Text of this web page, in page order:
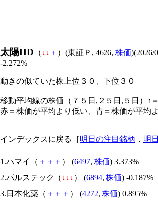
太陽HD （ ↓ ↓ ＋ ）(東証Ｐ, 4626, 株価)(2026/
-2.272%
動きの似ていた株上位３０、下位３０
移動平均線の株価（７５日,２５日,５日）↑
赤＝株価が平均より低い、青＝株価が平均
インデックスに戻る［明日の注目銘柄 ， 明
1.ハマイ（ ＋ ＋ ＋ ） (6497, 株価) 3.373%
2.パルステック（ ↓ ↓ ↓ ） (6894, 株価) -0.187%
3.日本化薬（ ＋ ＋ ＋ ） (4272, 株価) 0.895%